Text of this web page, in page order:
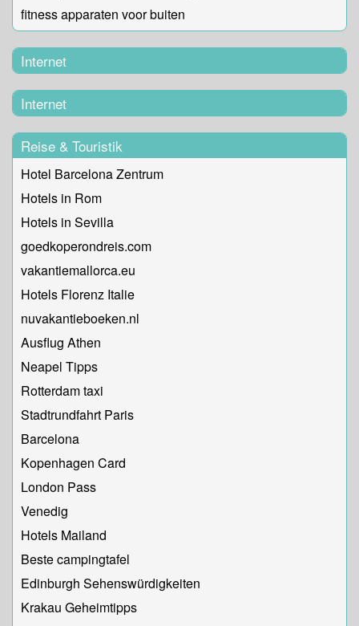
fitness apparaten voor buiten
Internet
Internet
Reise & Touristik
Hotel Barcelona Zentrum
Hotels in Rom
Hotels in Sevilla
goedkoperondreis.com
vakantiemallorca.eu
Hotels Florenz Italie
nuvakantieboeken.nl
Ausflug Athen
Neapel Tipps
Rotterdam taxi
Stadtrundfahrt Paris
Barcelona
Kopenhagen Card
London Pass
Venedig
Hotels Mailand
Beste campingtafel
Edinburgh Sehenswürdigkeiten
Krakau Geheimtipps